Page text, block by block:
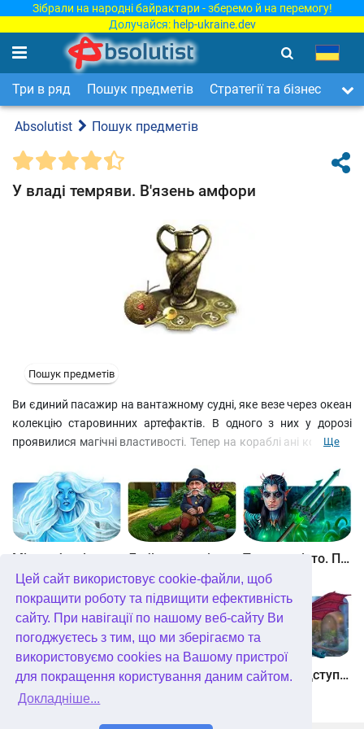
Цей сайт використовує cookie-файли, щоб
покращити роботу та підвищити ефективність
сайту. При навігації по нашому веб-сайту Ви
погоджуєтесь з тим, що ми зберігаємо та
використовуємо cookies на Вашому пристрої
для покращення користування даним сайтом.
Докладніше...
Зібрали на народні байрактари - зберемо й на перемогу!
Долучайся: help-ukraine.dev
Три в ряд Пошук предметів Стратегії та бізнес
Absolutist Пошук предметів
У владі темряви. В'язень амфори
Пошук предметів
Ви єдиний пасажир на вантажному судні, яке везе через океан
колекцію старовинних артефактів. В одного з них у дорозі
проявилися магічні властивості. Тепер на кораблі ані команди,
браві моряки назавжди залишаться бранцями амфори.
Досліджуйте всі закутки корабля, від трюму до палуби,
розв'язуйте завдання на кмітливість, і пам'ятайте, що в запасі у
вас всього кілька годин!
Ще
Таємне місто. Підводне царство. колекційне видання
Небесні землі. Пробудження гігантів. колекційне видання Загадки Нью-Йорка. Пробудження. колекційне видання Хімери. Підступи зла. колекційне видання